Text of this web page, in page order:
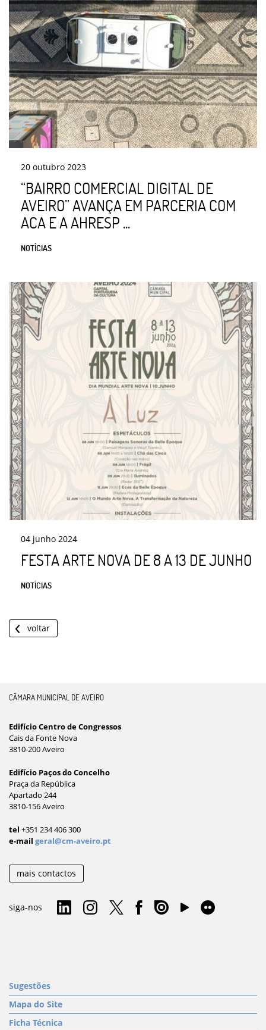
20 outubro 2023
“BAIRRO COMERCIAL DIGITAL DE
AVEIRO” AVANÇA EM PARCERIA COM
ACA E A AHRESP ...
NOTÍCIAS
04 junho 2024
FESTA ARTE NOVA DE 8 A 13 DE JUNHO
NOTÍCIAS
voltar
CÂMARA MUNICIPAL DE AVEIRO
Edifício Centro de Congressos
Cais da Fonte Nova
3810-200 Aveiro
Edifício Paços do Concelho
Praça da República
Apartado 244
3810-156 Aveiro
tel +351 234 406 300
e-mail geral@cm-aveiro.pt
mais contactos
siga-nos
Sugestões
Mapa do Site
Ficha Técnica